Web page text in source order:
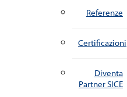
Referenze
Certificazioni
Diventa
Partner SICE